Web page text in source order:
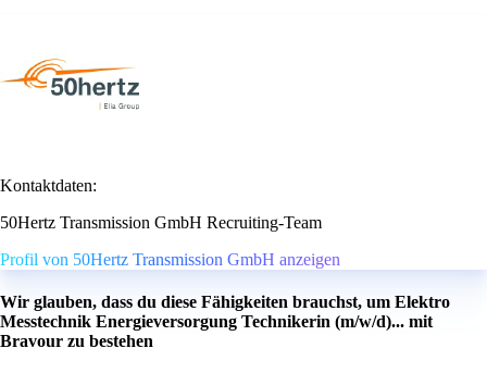
Kontaktdaten:
50Hertz Transmission GmbH Recruiting-Team
Profil von 50Hertz Transmission GmbH anzeigen
Wir glauben, dass du diese Fähigkeiten brauchst, um Elektro
Messtechnik Energieversorgung Technikerin (m/w/d)... mit
Bravour zu bestehen